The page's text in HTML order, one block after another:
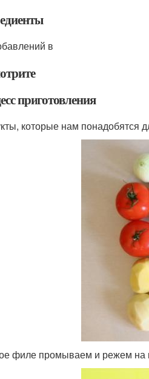
в
приготовления
которые нам понадобятся
филе промываем и режем на